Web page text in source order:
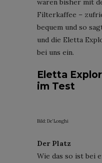
Filterkaffee –
bequem und so
und die Eletta
bei uns ein.
Eletta
im Test
Bild: De’Longhi
Der Platz
Wie das so ist bei